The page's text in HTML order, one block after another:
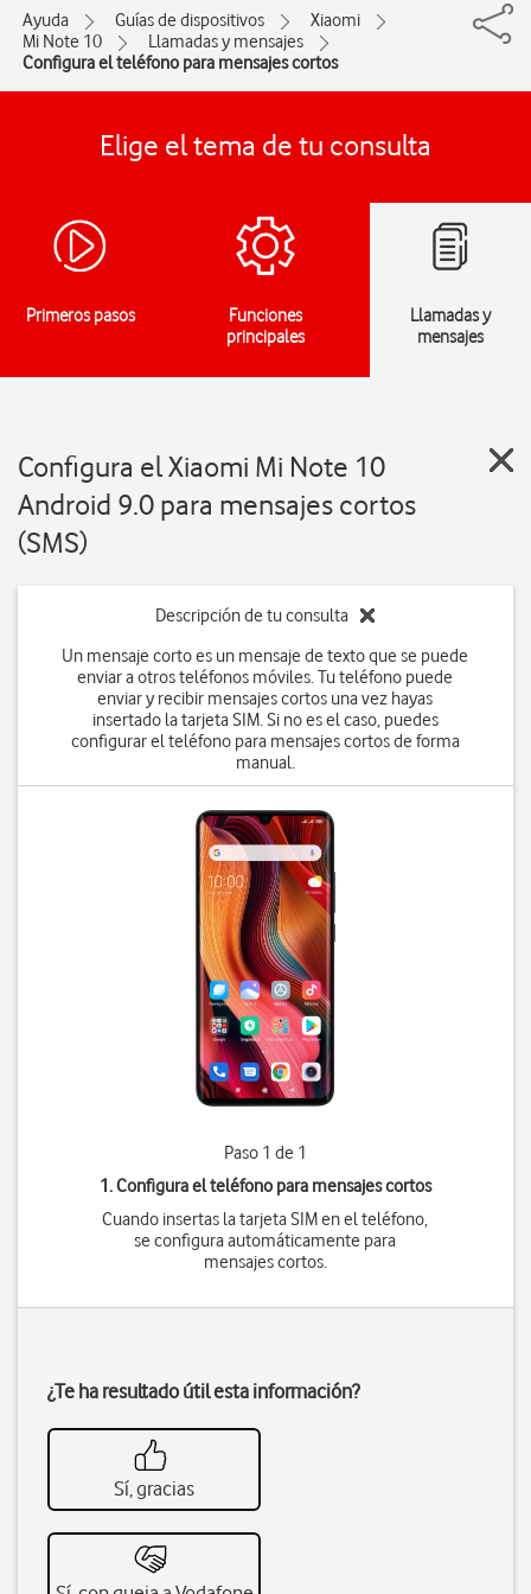
Ayuda Guías de dispositivos
Xiaomi
Mi Note 10
Llamadas y mensajes
Configura el teléfono para mensajes cortos
Elige el tema de tu consulta
Primeros pasos
Funciones
principales
Llamadas y
mensajes
Configura el Xiaomi Mi Note 10
Android 9.0 para mensajes cortos
(SMS)
Descripción de tu consulta
Un mensaje corto es un mensaje de texto que se puede
enviar a otros teléfonos móviles. Tu teléfono puede
enviar y recibir mensajes cortos una vez hayas
insertado la tarjeta SIM. Si no es el caso, puedes
configurar el teléfono para mensajes cortos de forma
manual.
Paso 1 de 1
1. Configura el teléfono para mensajes cortos
Cuando insertas la tarjeta SIM en el teléfono,
se configura automáticamente para
mensajes cortos.
¿Te ha resultado útil esta información?
Sí, gracias